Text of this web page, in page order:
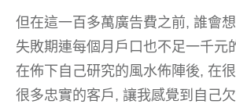
但在這一百多萬廣告費之前, 誰會
失敗期連每個月戶口也不足一千元
在佈下自己研究的風水佈陣後, 在
很多忠實的客戶, 讓我感覺到自己